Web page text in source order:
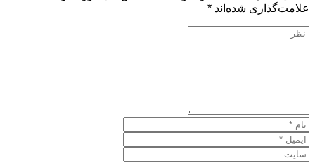
علامت‌گذاری شده‌اند *